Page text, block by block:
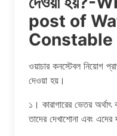
post of
Constable
ওয়াচার কনস্টেবল নিয়োগ
দেওয়া হয়।
১। কারাগারের ভেতর
তাদের দেখাশোনা এবং এদের